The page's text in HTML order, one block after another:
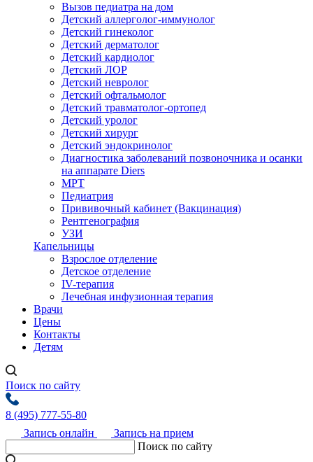
Вызов педиатра на дом
Детский аллерголог-иммунолог
Детский гинеколог
Детский дерматолог
Детский кардиолог
Детский ЛОР
Детский невролог
Детский офтальмолог
Детский травматолог-ортопед
Детский уролог
Детский хирург
Детский эндокринолог
Диагностика заболеваний позвоночника и осанки
на аппарате Diers
МРТ
Педиатрия
Прививочный кабинет (Вакцинация)
Рентгенография
УЗИ
Капельницы
Взрослое отделение
Детское отделение
IV-терапия
Лечебная инфузионная терапия
Врачи
Цены
Контакты
Детям
Поиск по сайту
8 (495) 777-55-80
Запись онлайн
Запись на прием
Поиск по сайту